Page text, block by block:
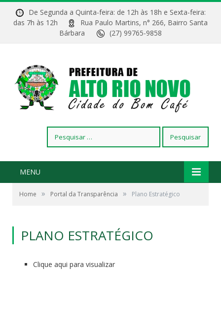
De Segunda a Quinta-feira: de 12h às 18h e Sexta-feira:
das 7h às 12h
Rua Paulo Martins, n° 266, Bairro Santa
Bárbara
(27) 99765-9858
por:
MENU
Home » Portal da Transparência » Plano Estratégico
PLANO ESTRATÉGICO
Clique aqui para visualizar